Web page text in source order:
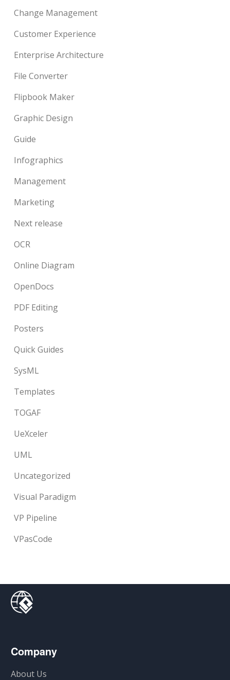
Change Management
Customer Experience
Enterprise Architecture
File Converter
Flipbook Maker
Graphic Design
Guide
Infographics
Management
Marketing
Next release
OCR
Online Diagram
OpenDocs
PDF Editing
Posters
Quick Guides
SysML
Templates
TOGAF
UeXceler
UML
Uncategorized
Visual Paradigm
VP Pipeline
VPasCode
Company
About Us